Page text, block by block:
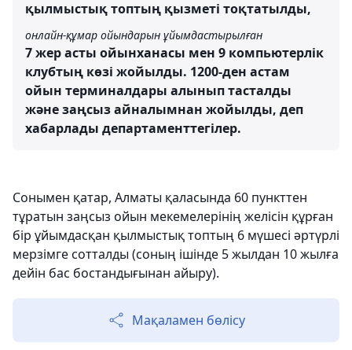
қылмыстық топтың қызметі тоқтатылды,
онлайн-құмар ойындарын ұйымдастырылған
7 жер асты ойынханасы мен 9 компьютерлік
клубтың көзі жойылды. 1200-ден астам
ойын терминалдары алынып тасталды
және заңсыз айналымнан жойылды, деп
хабарлады департаменттегілер.
Сонымен қатар, Алматы қаласында 60 пункттен
тұратын заңсыз ойын мекемелерінің желісін құрған
бір ұйымдасқан қылмыстық топтың 6 мүшесі әртүрлі
мерзімге сотталды (соның ішінде 5 жылдан 10 жылға
дейін бас бостандығынан айыру).
Мақаламен бөлісу